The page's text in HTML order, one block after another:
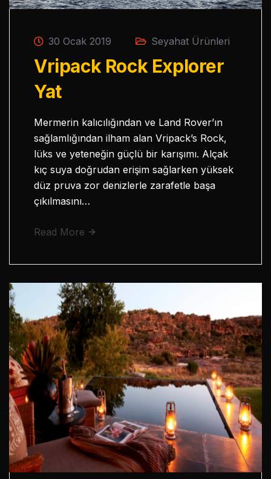
30 Ocak 2019 Seyahat Ürünleri
Vripack Rock Explorer
Yat
Mermerin kalıcılığından ve Land Rover’ın
sağlamlığından ilham alan Vripack’s Rock,
lüks ve yeteneğin güçlü bir karışımı. Alçak
kıç suya doğrudan erişim sağlarken yüksek
düz pruva zor denizlerle zarafetle başa
çıkılmasını…
Read More